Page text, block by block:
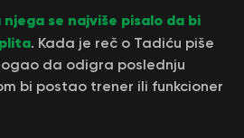
njega se najviše pisalo da bi
. Kada je reč o Tadiću piše
da odigra poslednju
bi postao trener ili funkcioner